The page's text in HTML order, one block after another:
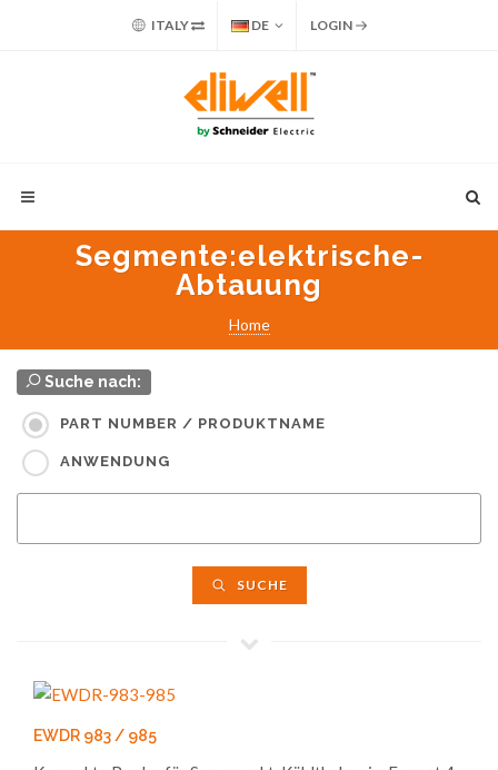
ITALY DE LOGIN
Segmente:elektrische-
Abtauung
Home
Suche nach:
PART NUMBER / PRODUKTNAME
ANWENDUNG
SUCHE
EWDR 983 / 985